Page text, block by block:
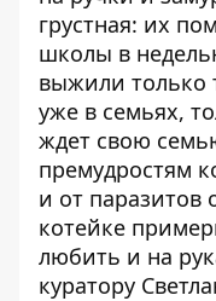
грустная: их
школы в
выжили только
уже в семьях,
ждет свою
премудростям
и от паразитов
котейке
любить и на
куратору